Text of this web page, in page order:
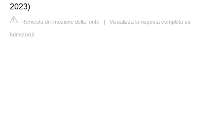
2023)
Richiesta di rimozione della fonte | Visualizza la risposta completa su
hdmotori.it